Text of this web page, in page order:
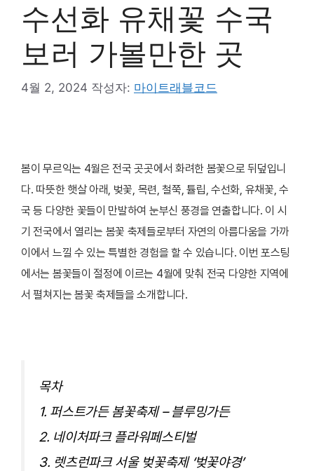
수선화 유채꽃 수국
보러 가볼만한 곳
4월 2, 2024 작성자: 마이트래블코드
봄이 무르익는 4월은 전국 곳곳에서 화려한 봄꽃으로 뒤덮입니
다. 따뜻한 햇살 아래, 벚꽃, 목련, 철쭉, 튤립, 수선화, 유채꽃, 수
국 등 다양한 꽃들이 만발하여 눈부신 풍경을 연출합니다. 이 시
기 전국에서 열리는 봄꽃 축제들로부터 자연의 아름다움을 가까
이에서 느낄 수 있는 특별한 경험을 할 수 있습니다. 이번 포스팅
에서는 봄꽃들이 절정에 이르는 4월에 맞춰 전국 다양한 지역에
서 펼쳐지는 봄꽃 축제들을 소개합니다.
목차
1. 퍼스트가든 봄꽃축제 – 블루밍가든
2. 네이처파크 플라워페스티벌
3. 렛츠런파크 서울 벚꽃축제 ‘벚꽃야경’